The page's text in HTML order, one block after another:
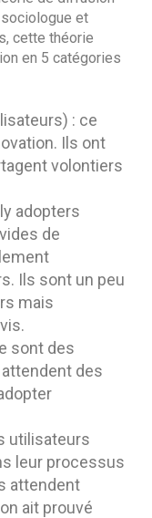
sociologue et
cette théorie
en 5 catégories
: ce
Ils ont
volontiers
adopters
de
Ils sont un peu
mais
sont des
des
utilisateurs
leur processus
attendent
ait prouvé